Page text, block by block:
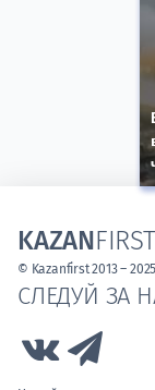
СЛЕДУЙ ЗА
Link to Vk
KAZANFIRST
© Kazanfirst 2013 –